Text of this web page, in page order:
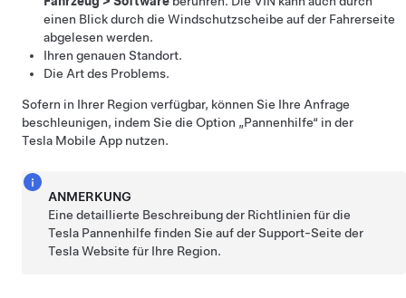
einen Blick durch die Windschutzscheibe auf der Fahrerseite
abgelesen werden.
Ihren genauen Standort.
Die Art des Problems.
Sofern in Ihrer Region verfügbar, können Sie Ihre Anfrage
beschleunigen, indem Sie die Option „Pannenhilfe“ in der
Tesla Mobile App nutzen.
ANMERKUNG
Eine detaillierte Beschreibung der Richtlinien für die
Tesla Pannenhilfe finden Sie auf der Support-Seite der
Tesla Website für Ihre Region.